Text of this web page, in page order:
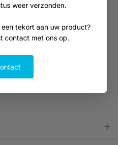
weer verzonden.
tekort aan uw product?
contact met ons op.